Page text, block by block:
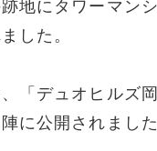
地にタワーマン
した。
「デュオヒルズ岡
に公開されました